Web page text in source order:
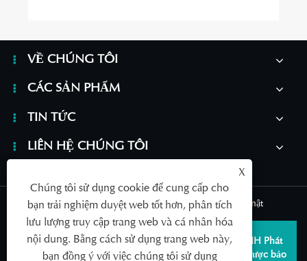
VỀ CHÚNG TÔI
CÁC SẢN PHẨM
TIN TỨC
LIÊN HỆ CHÚNG TÔI
Links | Sitemap | RSS | XML | Chính sách bảo mật
Bản quyền © 2026 Thanh Đảo SAILDAR Công ty TNHH Phát
triển Công nghiệp Thiết bị Y tế Thanh Đảo Mọi quyền được bảo
X
Chúng tôi sử dụng cookie để cung cấp cho
bạn trải nghiệm duyệt web tốt hơn, phân tích
lưu lượng truy cập trang web và cá nhân hóa
nội dung. Bằng cách sử dụng trang web này,
bạn đồng ý với việc chúng tôi sử dụng